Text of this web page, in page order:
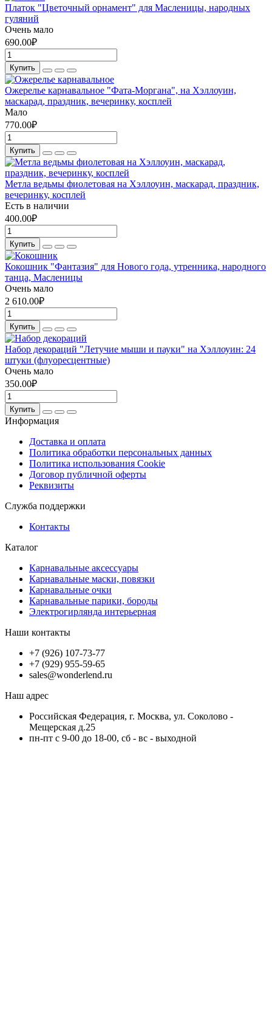
Платок "Цветочный орнамент" для Масленицы, народных
гуляний
Очень мало
690.00₽
Купить
Ожерелье карнавальное "Фата-Моргана", на Хэллоуин,
маскарад, праздник, вечеринку, косплей
Мало
770.00₽
Купить
Метла ведьмы фиолетовая на Хэллоуин, маскарад, праздник,
вечеринку, косплей
Есть в наличии
400.00₽
Купить
Кокошник "Фантазия" для Нового года, утренника, народного
танца, Масленицы
Очень мало
2 610.00₽
Купить
Набор декораций "Летучие мыши и пауки" на Хэллоуин: 24
штуки (флуоресцентные)
Очень мало
350.00₽
Купить
Информация
Доставка и оплата
Политика обработки персональных данных
Политика использования Cookie
Договор публичной оферты
Реквизиты
Служба поддержки
Контакты
Каталог
Карнавальные аксессуары
Карнавальные маски, повязки
Карнавальные очки
Карнавальные парики, бороды
Электрогирлянда интерьерная
Наши контакты
+7 (926) 107-73-77
+7 (929) 955-59-65
sales@wonderlend.ru
Наш адрес
Российская Федерация, г. Москва, ул. Соколово -
Мещерская д.25
пн-пт с 9-00 до 18-00, сб - вс - выходной